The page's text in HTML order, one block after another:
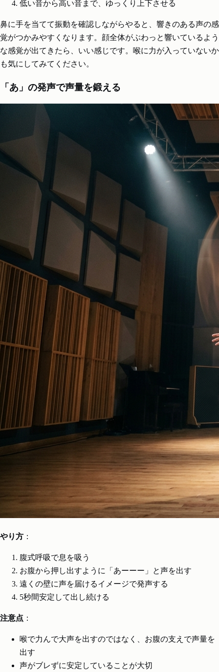
低い音から高い音まで、ゆっくり上下させる
鼻に手を当てて振動を確認しながらやると、響きのある声の感
覚がつかみやすくなります。顔全体がぶわっと響いているよう
な感覚が出てきたら、いい感じです。喉に力が入っていないか
も気にしてみてください。
「あ」の発声で声量を鍛える
やり方 ：
腹式呼吸で息を吸う
お腹から押し出すように「あーーー」と声を出す
遠くの壁に声を届けるイメージで発声する
5秒間安定して出し続ける
注意点 ：
喉で力んで大声を出すのではなく、お腹の支えで声量を
出す
声がブレずに安定していることが大切